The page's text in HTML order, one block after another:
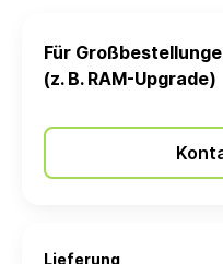
Für
(z. B. RAM-Upgrade)
Lieferung